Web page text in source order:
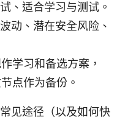
、适合学习与测试。
动、潜在安全风险、
学习和备选方案，
点作为备份。
见途径（以及如何快